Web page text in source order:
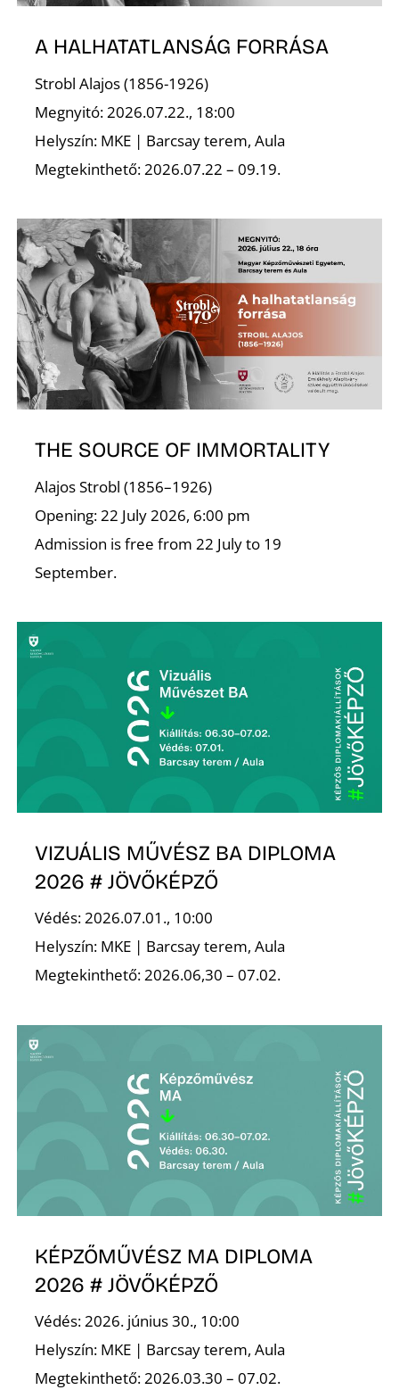
A HALHATATLANSÁG FORRÁSA
Strobl Alajos (1856-1926)
Megnyitó: 2026.07.22., 18:00
Helyszín: MKE | Barcsay terem, Aula
Megtekinthető: 2026.07.22 – 09.19.
THE SOURCE OF IMMORTALITY
Alajos Strobl (1856–1926)
Opening: 22 July 2026, 6:00 pm
Admission is free from 22 July to 19
September.
VIZUÁLIS MŰVÉSZ BA DIPLOMA
2026 # JÖVŐKÉPZŐ
Védés: 2026.07.01., 10:00
Helyszín: MKE | Barcsay terem, Aula
Megtekinthető: 2026.06,30 – 07.02.
KÉPZŐMŰVÉSZ MA DIPLOMA
2026 # JÖVŐKÉPZŐ
Védés: 2026. június 30., 10:00
Helyszín: MKE | Barcsay terem, Aula
Megtekinthető: 2026.03.30 – 07.02.